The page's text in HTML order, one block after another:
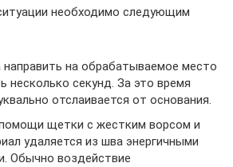
необходимо следующим
на обрабатываемое место
несколько секунд. За это время
отслаивается от основания.
щетки с жестким ворсом и
удаляется из шва энергичными
Обычно воздействие